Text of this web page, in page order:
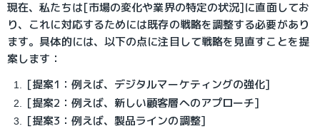
現在、私たちは[市場の変化や業界の特定の状況]に直面してお
り、これに対応するためには既存の戦略を調整する必要があり
ます。具体的には、以下の点に注目して戦略を見直すことを提
案します：
[提案1：例えば、デジタルマーケティングの強化]
[提案2：例えば、新しい顧客層へのアプローチ]
[提案3：例えば、製品ラインの調整]